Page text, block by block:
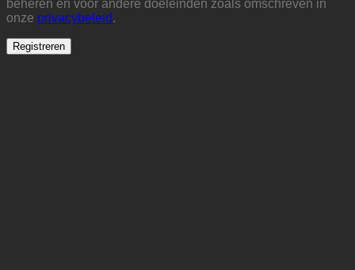
beheren en voor andere doeleinden zoals omschreven in
onze privacybeleid.
Registreren